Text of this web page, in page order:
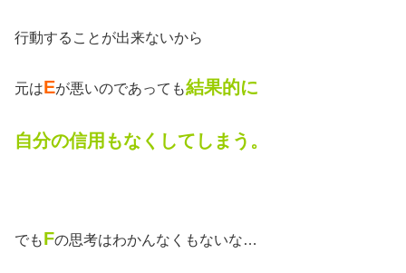
行動することが出来ないから
元はEが悪いのであっても結果的に
自分の信用もなくしてしまう。
でもFの思考はわかんなくもないな…